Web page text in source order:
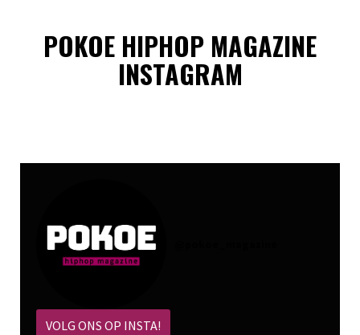
POKOE HIPHOP MAGAZINE
INSTAGRAM
VOLG ONS OP INSTA!